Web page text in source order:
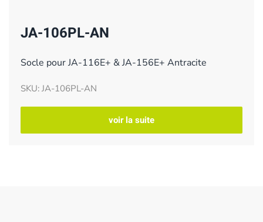
JA-106PL-AN
Socle pour JA-116E+ & JA-156E+ Antracite
SKU: JA-106PL-AN
voir la suite